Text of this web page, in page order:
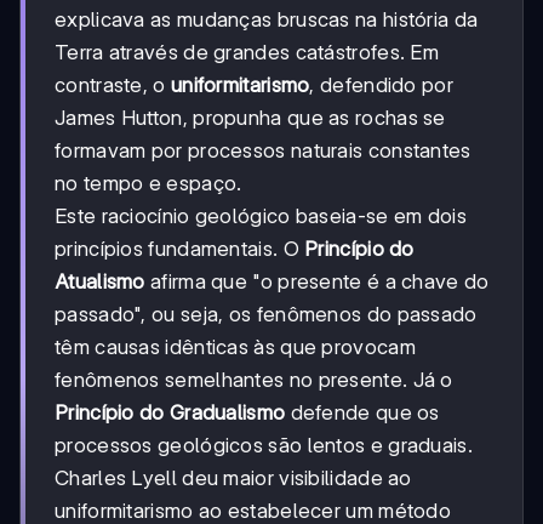
explicava as mudanças bruscas na história da
Terra através de grandes catástrofes. Em
contraste, o uniformitarismo, defendido por
James Hutton, propunha que as rochas se
formavam por processos naturais constantes
no tempo e espaço.
Este raciocínio geológico baseia-se em dois
princípios fundamentais. O Princípio do
Atualismo afirma que "o presente é a chave do
passado", ou seja, os fenômenos do passado
têm causas idênticas às que provocam
fenômenos semelhantes no presente. Já o
Princípio do Gradualismo defende que os
processos geológicos são lentos e graduais.
Charles Lyell deu maior visibilidade ao
uniformitarismo ao estabelecer um método